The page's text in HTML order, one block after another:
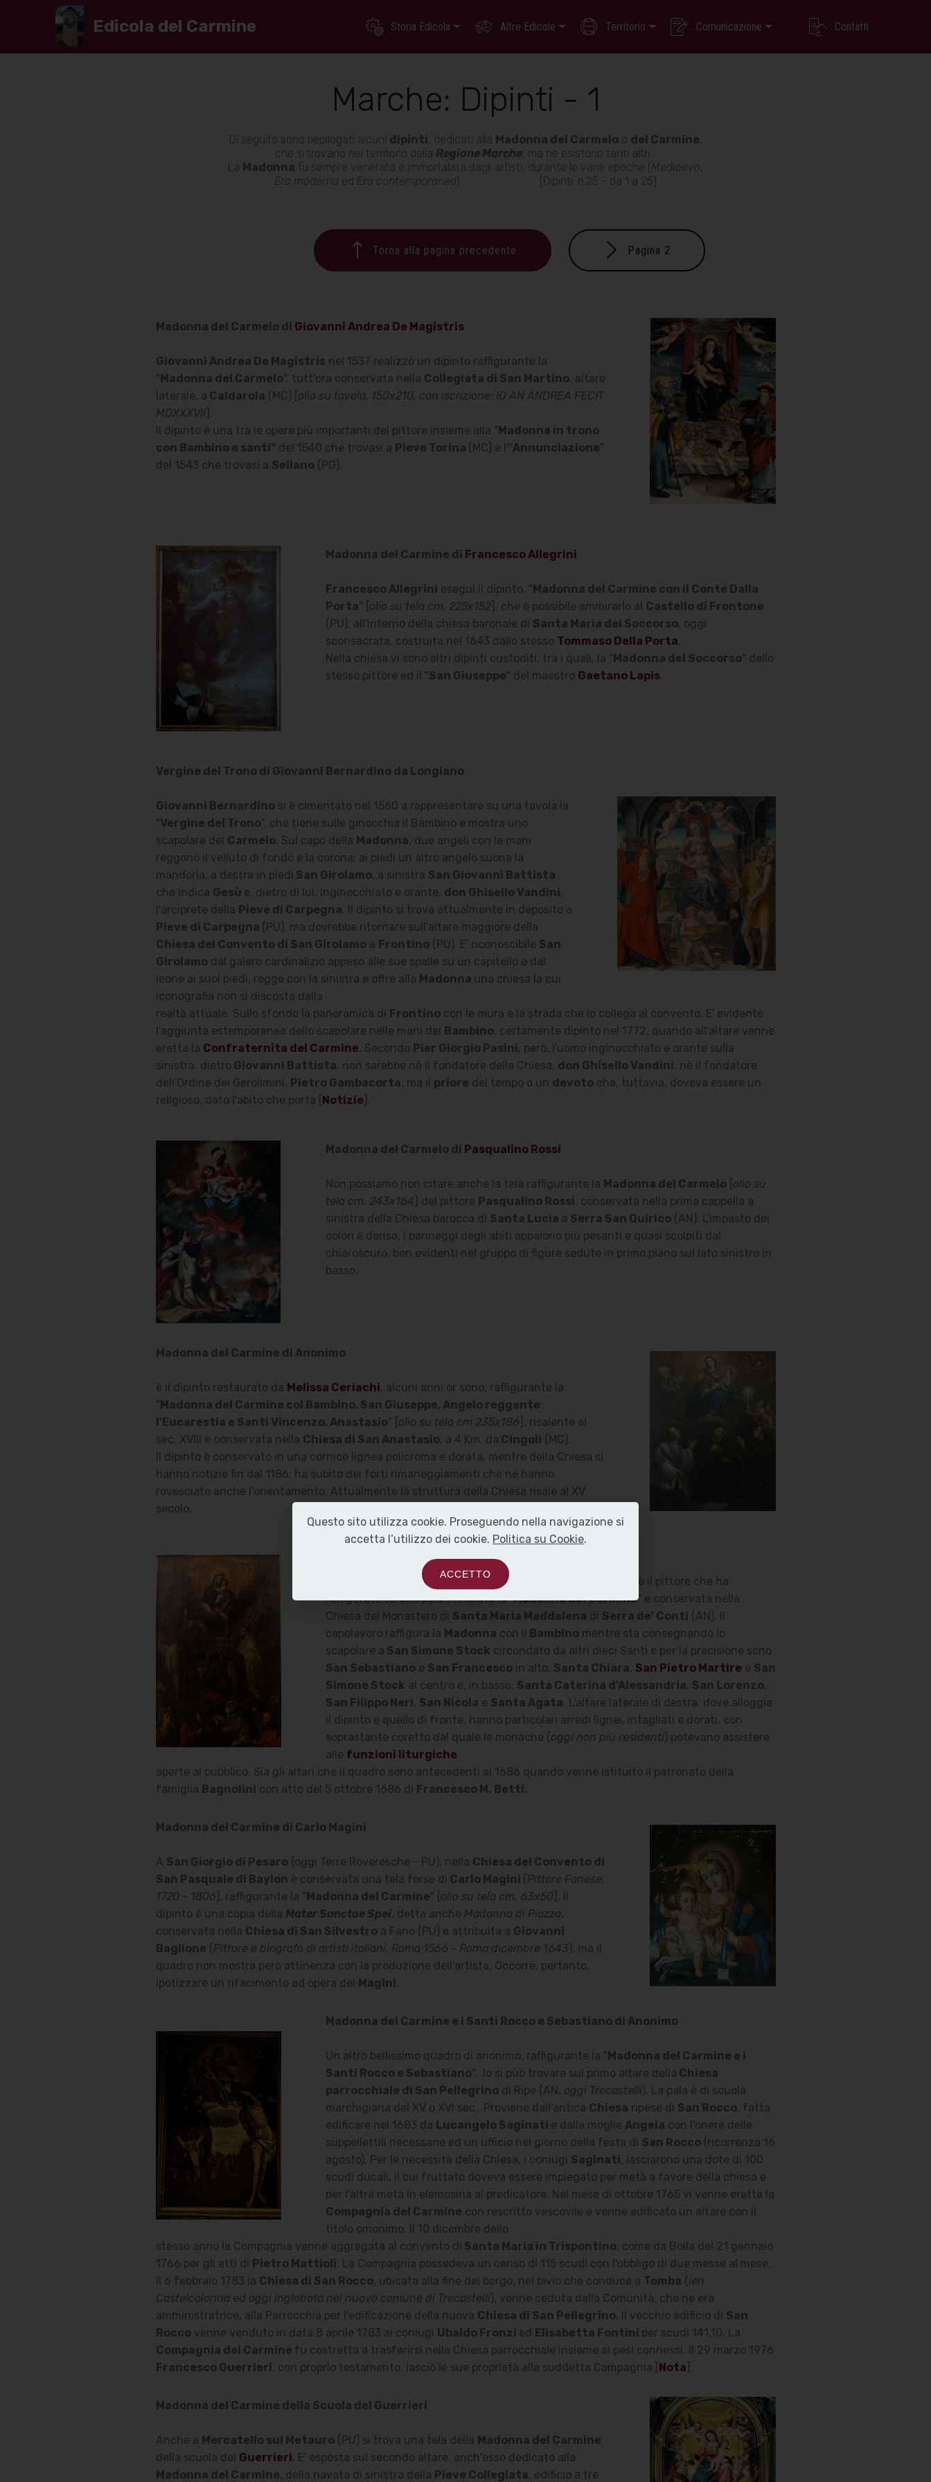
Marche: Dipinti - 1
Di seguito sono riepilogati alcuni dipinti, dedicati alla Madonna del Carmelo o del Carmine,
che si trovano nel territorio della Regione Marche, ma ne esistono tanti altri...
La Madonna fu sempre venerata e immortalata dagli artisti, durante le varie epoche (Medioevo,
Era moderna ed Era contemporanea). [Dipinti: n.25 - da 1 a 25]
Torna alla pagina precedente Pagina 2
Madonna del Carmelo di Giovanni Andrea De Magistris
Giovanni Andrea De Magistris nel 1537 realizzò un dipinto raffigurante la
"Madonna del Carmelo", tutt'ora conservata nella Collegiata di San Martino, altare
laterale, a Caldarola (MC) [ olio su tavola, 150x210, con iscrizione: IO AN ANDREA FECIT
MDXXXVII].
Il dipinto è una tra le opere più importanti del pittore insieme alla "Madonna in trono
con Bambino e santi" del 1540 che trovasi a Pieve Torina (MC) e l'"Annunciazione"
del 1543 che trovasi a Sellano (PG).
Madonna del Carmine di Francesco Allegrini
Francesco Allegrini eseguì il dipinto, "Madonna del Carmine con il Conte Dalla
Porta" [ olio su tela cm. 225x152], che è possibile ammirarlo al Castello di Frontone
(PU), all'interno della chiesa baronale di Santa Maria del Soccorso, oggi
sconsacrata, costruita nel 1643 dallo stesso Tommaso Della Porta.
Nella chiesa vi sono altri dipinti custoditi, tra i quali, la "Madonna del Soccorso" dello
stesso pittore ed il "San Giuseppe" del maestro Gaetano Lapis.
Vergine del Trono di Giovanni Bernardino da Longiano
Giovanni Bernardino si è cimentato nel 1560 a rappresentare su una tavola la
"Vergine del Trono", che tiene sulle ginocchia il Bambino e mostra uno
scapolare del Carmelo. Sul capo della Madonna, due angeli con le mani
reggono il velluto di fondo e la corona; ai piedi un altro angelo suona la
mandorla, a destra in piedi San Girolamo, a sinistra San Giovanni Battista
che indica Gesù e, dietro di lui, inginocchiato e orante, don Ghisello Vandini,
l'arciprete della Pieve di Carpegna. Il dipinto si trova attualmente in deposito a
Pieve di Carpegna (PU), ma dovrebbe ritornare sull'altare maggiore della
Chiesa del Convento di San Girolamo a Frontino (PU). E' riconoscibile San
Girolamo dal galero cardinalizio appeso alle sue spalle su un capitello e dal
leone ai suoi piedi, regge con la sinistra e offre alla Madonna una chiesa la cui
iconografia non si discosta dalla
realtà attuale. Sullo sfondo la panoramica di Frontino con le mura e la strada che lo collega al convento. E' evidente
l'aggiunta estemporanea dello scapolare nelle mani del Bambino, certamente dipinto nel 1772, quando all'altare venne
eretta la Confraternita del Carmine. Secondo Pier Giorgio Pasini, però, l'uomo inginocchiato e orante sulla
sinistra, dietro Giovanni Battista, non sarebbe nè il fondatore della Chiesa, don Ghisello Vandini, nè il fondatore
dell'Ordine dei Gerolimini, Pietro Gambacorta, ma il priore del tempo o un devoto che, tuttavia, doveva essere un
religioso, dato l'abito che porta [ Notizie ].
Madonna del Carmelo di Pasqualino Rossi
Non possiamo non citare anche la tela raffigurante la Madonna del Carmelo olio su
tela cm. 243x164 ] del pittore Pasqualino Rossi, conservata nella prima cappella a
sinistra della Chiesa barocca di Santa Lucia a Serra San Quirico (AN). L'impasto dei
colori è denso, i panneggi degli abiti appaiono più pesanti e quasi scolpiti dal
chiaroscuro, ben evidenti nel gruppo di figure sedute in primo piano sul lato sinistro in
basso.
Madonna del Carmine di Anonimo
è il dipinto restaurato da Melissa Ceriachi, alcuni anni or sono, raffigurante la
" Madonna del Carmine col Bambino, San Giuseppe, Angelo reggente
l'Eucarestia e Santi Vincenzo, Anastasio" [ olio su tela cm 235x186 ], risalente al
sec. XVIII e conservata nella Chiesa di San Anastasio, a 4 Km. da Cingoli (MC).
Il dipinto è conservato in una cornice lignea policroma e dorata, mentre della Chiesa si
hanno notizie fin dal 1186; ha subito dei forti rimaneggiamenti che ne hanno
rovesciato anche l'orientamento. Attualmente la struttura della Chiesa risale al XV
secolo.
Madonna del Carmine di Anonimo
Ancora un autore ignoto della seconda metà del XVII secolo è il pittore che ha
raffigurato su una pala intitolata la "Madonna del Carmine" e conservata nella
Chiesa del Monastero di Santa Maria Maddalena di Serra de' Conti (AN). Il
capolavoro raffigura la Madonna con il Bambino mentre sta consegnando lo
scapolare a San Simone Stock circondato da altri dieci Santi e per la precisione sono
San Sebastiano e San Francesco in alto, Santa Chiara, San Pietro Martire e San
Simone Stock al centro e, in basso, Santa Caterina d'Alessandria, San Lorenzo,
San Filippo Neri, San Nicola e Santa Agata. L'altare laterale di destra, dove alloggia
il dipinto e quello di fronte, hanno particolari arredi lignei, intagliati e dorati, con
soprastante coretto dal quale le monache ( oggi non più residenti) potevano assistere
alle funzioni liturgiche
aperte al pubblico. Sia gli altari che il quadro sono antecedenti al 1686 quando venne istituito il patronato della
famiglia Bagnolini con atto del 5 ottobre 1686 di Francesco M. Betti.
Madonna del Carmine di Carlo Magini
A San Giorgio di Pesaro (oggi Terre Roveresche - PU), nella Chiesa del Convento di
San Pasquale di Baylon è conservata una tela forse di Carlo Magini
Pittore Fanese,
1720 - 1806 ), raffigurante la " Madonna del Carmine" [ olio su tela cm. 63x50 ]. Il
dipinto è una copia della Mater Sanctae Spei, detta anche Madonna di Piazza,
conservata nella Chiesa di San Silvestro a Fano (PU) e attribuita a Giovanni
Baglione
Pittore e biografo di artisti italiani. Roma 1566 - Roma dicembre 1643 ), ma il
quadro non mostra però attinenza con la produzione dell'artista. Occorre, pertanto,
ipotizzare un rifacimento ad opera del
Magini.
Madonna del Carmine e i Santi Rocco e Sebastiano di Anonimo
Un altro bellissimo quadro di anonimo, raffigurante la " Madonna del Carmine e i
Santi Rocco e Sebastiano", lo si pùò trovare sul primo altare della Chiesa
parrocchiale di San Pellegrino di Ripe (AN, oggi Trecastelli). La pala è di scuola
marchigiana del XV o XVI sec.. Proviene dall'antica Chiesa ripese di San Rocco, fatta
edificare nel 1683 da Lucangelo Saginati e dalla moglie Angela con l'onere delle
suppellettili necessarie ed un ufficio nel giorno della festa di San Rocco (ricorrenza 16
agosto). Per le necessità della Chiesa, i coniugi Saginati, lasciarono una dote di 100
scudi ducali, il cui fruttato doveva essere impiegato per metà a favore della chiesa e
per l'altra metà in elemosina al predicatore. Nel mese di ottobre 1765 vi venne eretta la
Compagnia del Carmine con rescritto vescovile e venne edificato un altare con il
titolo omonimo. Il 10 dicembre dello
stesso anno la Compagnia venne aggregata al convento di Santa Maria in Trispontino, come da Bolla del 21 gennaio
1766 per gli atti di Pietro Mattioli. La Compagnia possedeva un censo di 115 scudi con l'obbligo di due messe al mese.
Il 6 febbraio 1783 la Chiesa di San Rocco, ubicata alla fine del borgo, nel bivio che conduce a Tomba
ieri
Castelcolonna ed oggi inglobata nel nuovo comune di Trecastelli), venne ceduta dalla Comunità, che ne era
amministratrice, alla Parrocchia per l'edificazione della nuova Chiesa di San Pellegrino. Il vecchio edificio di San
Rocco venne venduto in data 8 aprile 1783 ai coniugi Ubaldo Fronzi ed Elisabetta Fontini per scudi 141,10. La
Compagnia del Carmine fu costretta a trasferirsi nella Chiesa parrocchiale insieme ai pesi connessi. Il 29 marzo 1976
Francesco Guerrieri, con proprio testamento, lasciò le sue proprietà alla suddetta Compagnia [ Nota ].
Madonna del Carmine della Scuola del Guerrieri
Anche a Mercatello sul Metauro (PU) si trova una tela della Madonna del Carmine
della scuola del Guerrieri. E' esposta sul secondo altare, anch'esso dedicato alla
Madonna del Carmine, della navata di sinistra della Pieve Collegiata, edificio a tre
Edicola del Carmine Storia Edicola Altre Edicole Territorio Comunicazione Contatti
Questo sito utilizza cookie. Proseguendo nella navigazione si
accetta l’utilizzo dei cookie. Politica su Cookie.
ACCETTO